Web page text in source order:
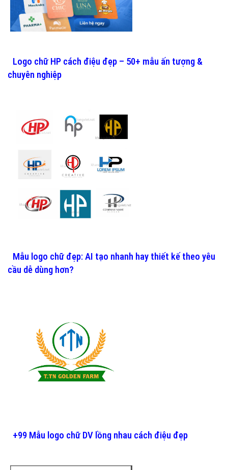
Logo chữ HP cách điệu đẹp – 50+ mẫu ấn tượng &
chuyên nghiệp
Mẫu logo chữ đẹp: AI tạo nhanh hay thiết kế theo yêu
cầu dễ dùng hơn?
+99 Mẫu logo chữ DV lồng nhau cách điệu đẹp